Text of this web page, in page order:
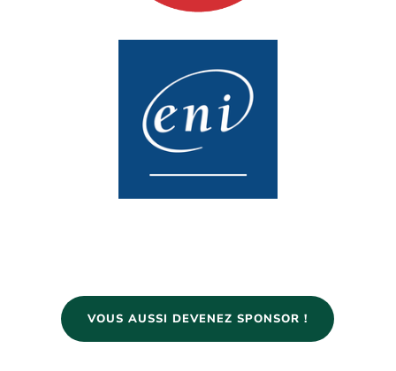
VOUS AUSSI DEVENEZ SPONSOR !